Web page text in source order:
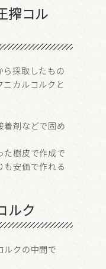
搾コル
ら採取したもの
カルコルクと
着剤などで固め
た樹皮で作成で
も安価で作れる
ルク
ルクの中間で